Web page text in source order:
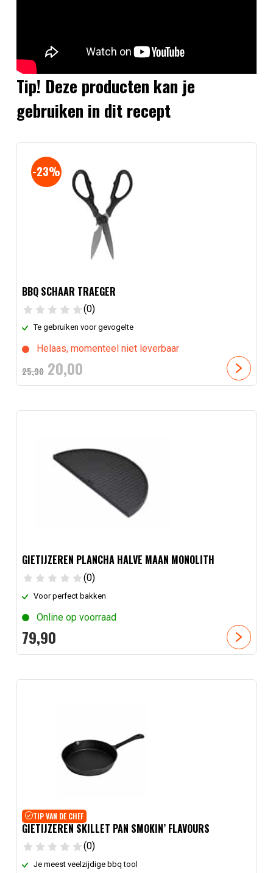
Tip! Deze producten kan je
gebruiken in dit recept
-23%
BBQ SCHAAR TRAEGER
(0)
Te gebruiken voor gevogelte
Helaas, momenteel niet leverbaar
25,90 Oorspronkelijke
prijs
was:
20,00Huidige
prijs
is:
GIETIJZEREN PLANCHA HALVE MAAN MONOLITH
(0)
Voor perfect bakken
Online op voorraad
79,90
TIP VAN DE CHEF
GIETIJZEREN SKILLET PAN SMOKIN’ FLAVOURS
(0)
Je meest veelzijdige bbq tool